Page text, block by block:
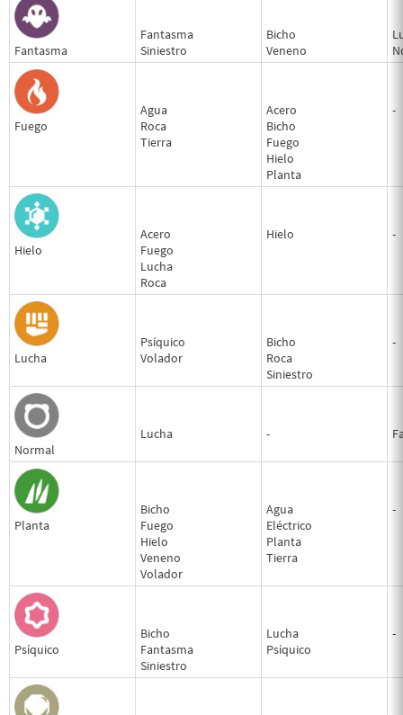
Fantasma
Fantasma
Siniestro
Bicho
Veneno
Fuego
Agua
Roca
Tierra
Acero
Bicho
Fuego
Hielo
Planta
-
Hielo
Acero
Fuego
Lucha
Roca
Hielo -
Lucha
Psíquico
Volador
Bicho
Roca
Siniestro
-
Normal
Lucha -
Planta
Bicho
Fuego
Hielo
Veneno
Volador
Agua
Eléctrico
Planta
Tierra
-
Psíquico
Bicho
Fantasma
Siniestro
Lucha
Psíquico
-